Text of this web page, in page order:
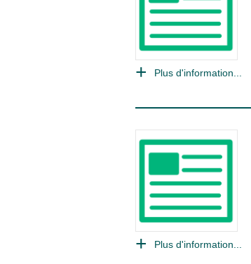
Plus d'information...
Plus d'information...